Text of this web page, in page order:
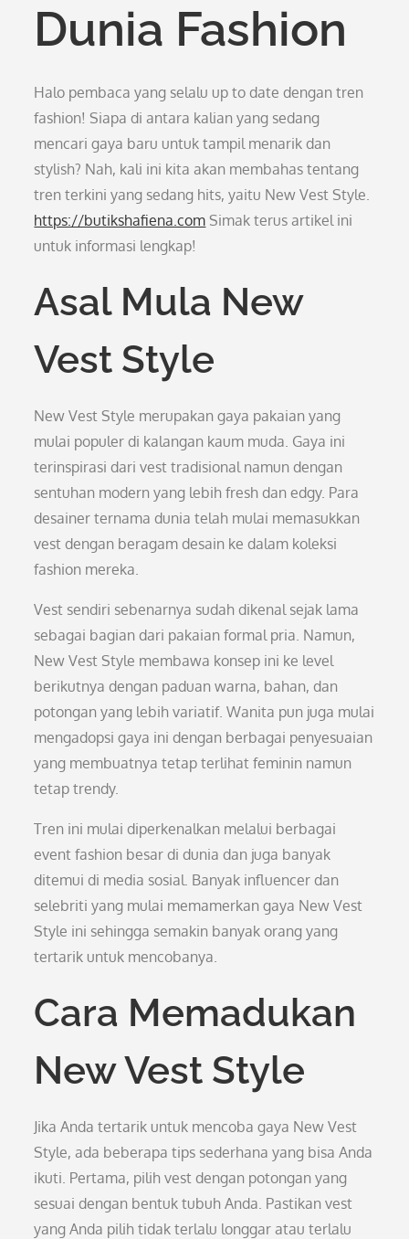
Dunia Fashion
Halo pembaca yang selalu up to date dengan tren
fashion! Siapa di antara kalian yang sedang
mencari gaya baru untuk tampil menarik dan
stylish? Nah, kali ini kita akan membahas tentang
tren terkini yang sedang hits, yaitu New Vest Style.
https://butikshafiena.com Simak terus artikel ini
untuk informasi lengkap!
Asal Mula New
Vest Style
New Vest Style merupakan gaya pakaian yang
mulai populer di kalangan kaum muda. Gaya ini
terinspirasi dari vest tradisional namun dengan
sentuhan modern yang lebih fresh dan edgy. Para
desainer ternama dunia telah mulai memasukkan
vest dengan beragam desain ke dalam koleksi
fashion mereka.
Vest sendiri sebenarnya sudah dikenal sejak lama
sebagai bagian dari pakaian formal pria. Namun,
New Vest Style membawa konsep ini ke level
berikutnya dengan paduan warna, bahan, dan
potongan yang lebih variatif. Wanita pun juga mulai
mengadopsi gaya ini dengan berbagai penyesuaian
yang membuatnya tetap terlihat feminin namun
tetap trendy.
Tren ini mulai diperkenalkan melalui berbagai
event fashion besar di dunia dan juga banyak
ditemui di media sosial. Banyak influencer dan
selebriti yang mulai memamerkan gaya New Vest
Style ini sehingga semakin banyak orang yang
tertarik untuk mencobanya.
Cara Memadukan
New Vest Style
Jika Anda tertarik untuk mencoba gaya New Vest
Style, ada beberapa tips sederhana yang bisa Anda
ikuti. Pertama, pilih vest dengan potongan yang
sesuai dengan bentuk tubuh Anda. Pastikan vest
yang Anda pilih tidak terlalu longgar atau terlalu